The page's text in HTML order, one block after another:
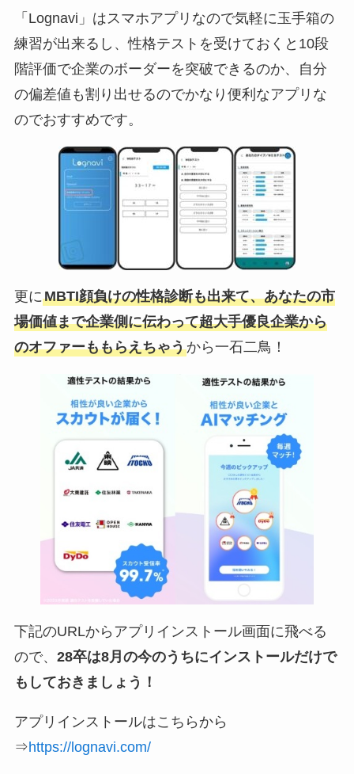
「Lognavi」はスマホアプリなので気軽に玉手箱の
練習が出来るし、性格テストを受けておくと10段
階評価で企業のボーダーを突破できるのか、自分
の偏差値も割り出せるのでかなり便利なアプリな
のでおすすめです。
更にMBTI顔負けの性格診断も出来て、あなたの市
場価値まで企業側に伝わって超大手優良企業から
のオファーももらえちゃうから一石二鳥！
下記のURLからアプリインストール画面に飛べる
ので、 28卒は8月の今のうちにインストールだけで
もしておきましょう！
アプリインストールはこちらから
⇒https://lognavi.com/